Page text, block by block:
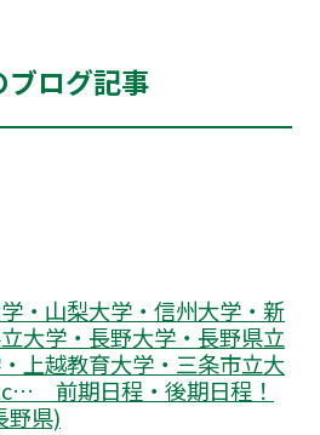
ブログ記事
・山梨大学・信州大学・新
大学・長野大学・長野県立
上越教育大学・三条市立大
前期日程・後期日程！
野県)